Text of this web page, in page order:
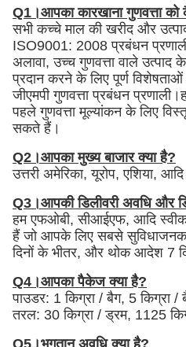
Q1।आपका कारखाना गुणवत्ता
सभी कच्चे माल की खरीद और
ISO9001: 2008 प्रबंधन
अलावा, उच्च गुणवत्ता वाले उत्पाद
प्रदान करने के लिए पूर्ण
जीएमपी गुणवत्ता प्रबंधन
पहले गुणवत्ता मूल्यांकन के लिए
सकते हैं।
Q2।आपका मुख्य बाजार क्या है?
उत्तरी अमेरिका, यूरोप, एशिया,
Q3।आपकी डिलीवरी अवधि और
हम एफओबी, सीआईएफ, आदि
हैं जो आपके लिए सबसे सुविधाजनक
दिनों के भीतर, और थोक आदेश 7
Q4।आपका पैकेज क्या है?
पाउडर: 1 किग्रा / बैग, 5 किग्रा /
तरल: 30 किग्रा / ड्रम, 1125
Q5।भुगतान अवधि क्या है?